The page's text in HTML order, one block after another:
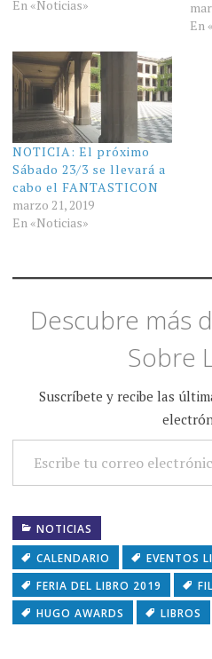
actividades para poder
interesantes para que
tengan en cuenta. Les
cuento…
En «Noticias»
En
NOTICIA: El próximo
Sábado 23/3 se llevará a
cabo el FANTASTICON
marzo 21, 2019
En «Noticias»
Descubre más
Sobre
Suscríbete y recibe las
ESCRIBE TU CORREO ELECTRÓNICO…
NOTICIAS
CALENDARIO
EVENTOS
FERIA DEL LIBRO 2019
HUGO AWARDS
LIBROS